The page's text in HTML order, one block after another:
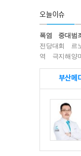
오늘이슈
폭염 중대범
전당대회
르
역
극지해양
부산메